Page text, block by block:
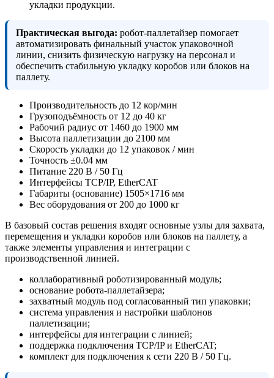
укладки продукции.
Практическая выгода: робот-паллетайзер помогает
автоматизировать финальный участок упаковочной
линии, снизить физическую нагрузку на персонал и
обеспечить стабильную укладку коробов или блоков на
паллету.
Производительность до 12 кор/мин
Грузоподъёмность от 12 до 40 кг
Рабочий радиус от 1460 до 1900 мм
Высота паллетизации до 2100 мм
Скорость укладки до 12 упаковок / мин
Точность ±0.04 мм
Питание 220 В / 50 Гц
Интерфейсы TCP/IP, EtherCAT
Габариты (основание) 1505×1716 мм
Вес оборудования от 200 до 1000 кг
В базовый состав решения входят основные узлы для захвата,
перемещения и укладки коробов или блоков на паллету, а
также элементы управления и интеграции с
производственной линией.
коллаборативный роботизированный модуль;
основание робота-паллетайзера;
захватный модуль под согласованный тип упаковки;
система управления и настройки шаблонов
паллетизации;
интерфейсы для интеграции с линией;
поддержка подключения TCP/IP и EtherCAT;
комплект для подключения к сети 220 В / 50 Гц.